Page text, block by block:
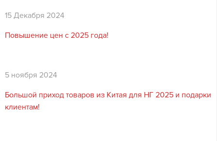
15 Декабря 2024
Повышение цен с 2025 года!
5 ноября 2024
Большой приход товаров из Китая для НГ 2025 и подарки
клиентам!